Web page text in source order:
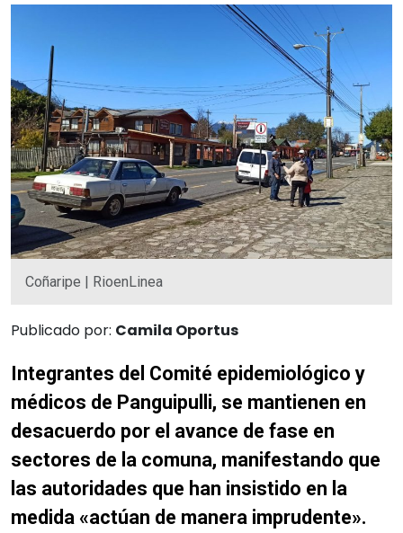
Coñaripe | RioenLinea
Publicado por: Camila Oportus
Integrantes del Comité epidemiológico y
médicos de Panguipulli, se mantienen en
desacuerdo por el avance de fase en
sectores de la comuna, manifestando que
las autoridades que han insistido en la
medida «actúan de manera imprudente».